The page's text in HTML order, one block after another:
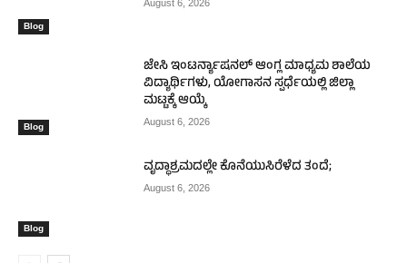
Blog
August 6, 2026
Blog
ಜೇಸಿ ಇಂಟರ್ನ್ಯಾಷನಲ್ ಆಂಗ್ಲ ಮಾಧ್ಯಮ ಶಾಲೆಯ
ವಿದ್ಯಾರ್ಥಿಗಳು, ಯೋಗಾಸನ ಸ್ಪರ್ಧೆಯಲ್ಲಿ ಜಿಲ್ಲಾ
ಮಟ್ಟಕ್ಕೆ ಆಯ್ಕೆ
August 6, 2026
Blog
ವೃದ್ಧಾಶ್ರಮದಲ್ಲೇ ಕೊನೆಯುಸಿರೆಳೆದ ತಂದೆ;
August 6, 2026